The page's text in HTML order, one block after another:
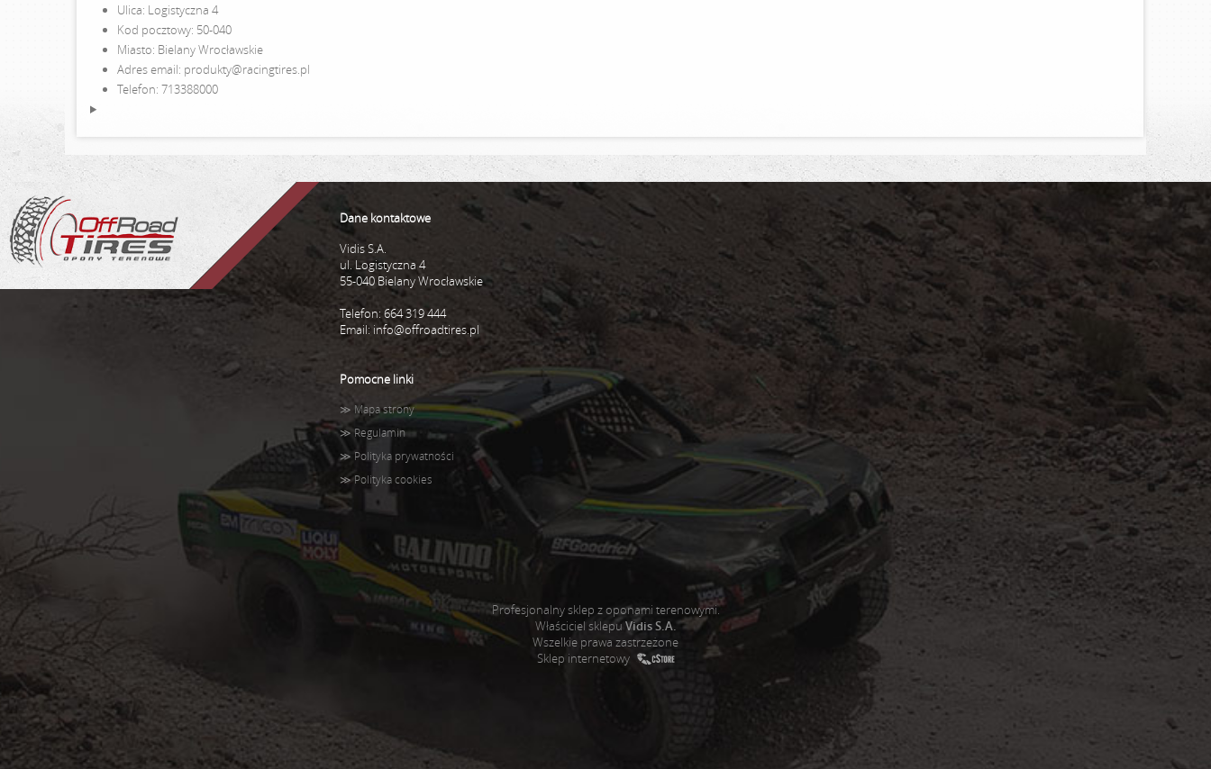
Ulica: Logistyczna 4
Kod pocztowy: 50-040
Miasto: Bielany Wrocławskie
Adres email: produkty@racingtires.pl
Telefon: 713388000
Dane kontaktowe
Vidis S.A.
ul. Logistyczna 4
55-040 Bielany Wrocławskie
Telefon: 664 319 444
Email: info@offroadtires.pl
Pomocne linki
≫ Mapa strony
≫Regulamin
≫ Polityka prywatności
≫Polityka cookies
Profesjonalny sklep z oponami terenowymi.
Właściciel sklepu Vidis S.A.
Wszelkie prawa zastrzeżone
Sklep internetowy